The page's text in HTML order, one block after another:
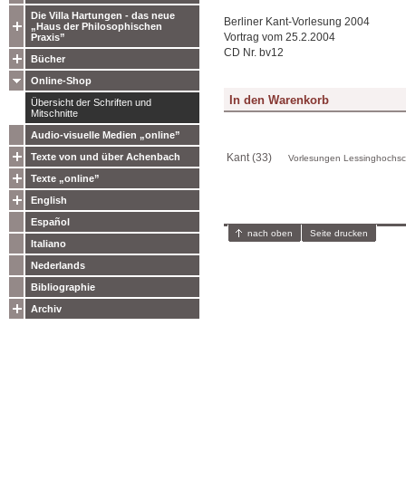
Die Villa Hartungen - das neue
„Haus der Philosophischen
Praxis”
Bücher
Online-Shop
Übersicht der Schriften und
Mitschnitte
Audio-visuelle Medien „online”
Texte von und über Achenbach
Texte „online”
English
Español
Italiano
Nederlands
Bibliographie
Archiv
Berliner Kant-Vorlesung 2004
Vortrag vom 25.2.2004
CD Nr. bv12
Kant (33) Vorlesungen
nach oben Seite drucken